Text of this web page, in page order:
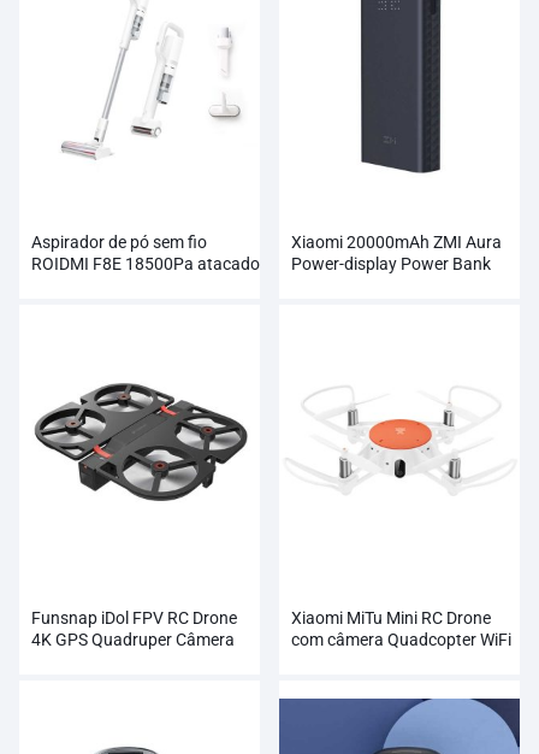
Aspirador de pó sem fio
ROIDMI F8E 18500Pa atacado
Xiaomi 20000mAh ZMI Aura
Power-display Power Bank
Funsnap iDol FPV RC Drone
4K GPS Quadruper Câmera
Xiaomi MiTu Mini RC Drone
com câmera Quadcopter WiFi